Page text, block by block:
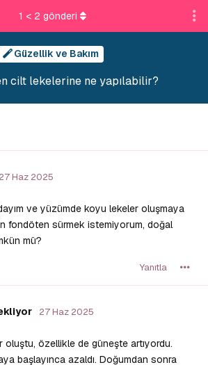
Güzellik ve Bakım
cilt lekelerine ne yapılabilir?
1 < 2 gönderi
27 Haz 2025
ve yüzümde koyu lekeler oluşmaya
fondöten sürmek istemiyorum, doğal
mü?
Yanıtla
27 Haz 2025
oluştu, özellikle de güneşte artıyordu.
başlayınca azaldı. Doğumdan sonra